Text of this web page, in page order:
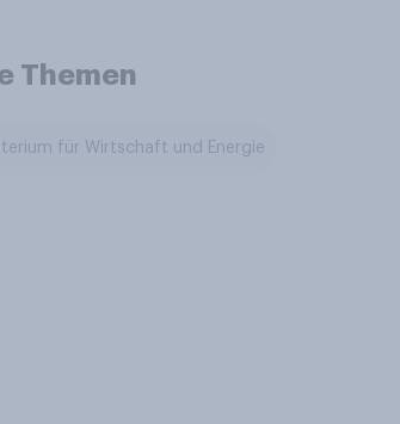
Themen
für Wirtschaft und Energie